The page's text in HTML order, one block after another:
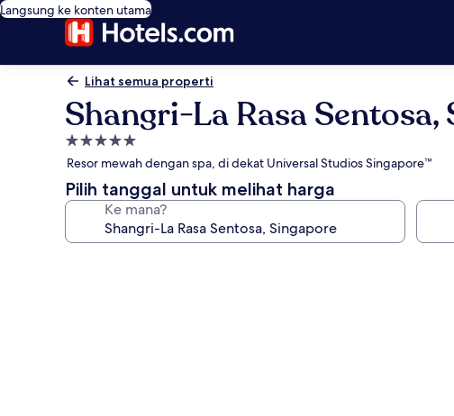
Langsung ke konten utama
Lihat semua properti
Shangri-La Rasa Sentosa,
Properti
bintang
5.0
Resor mewah dengan spa, di dekat Universal Studios Singapore™
Pilih tanggal untuk melihat harga
Ke mana?